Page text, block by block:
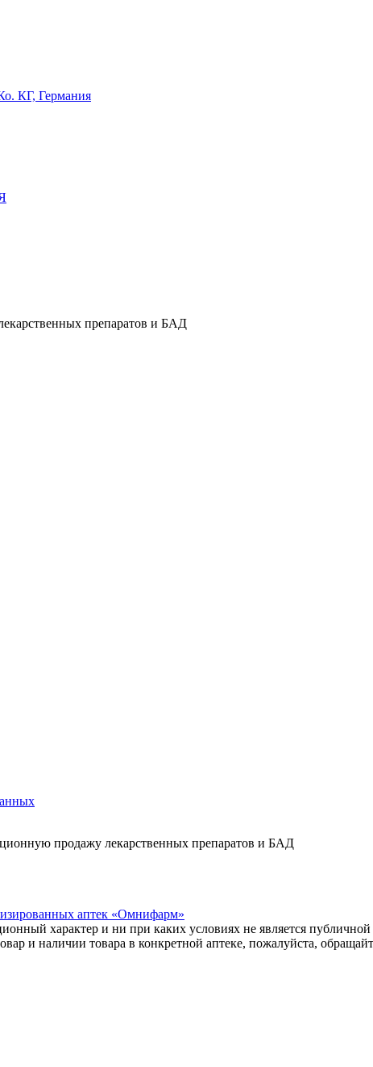
КГ, Германия
препаратов и БАД
продажу лекарственных препаратов и БАД
аптек «Омнифарм»
характер и ни при каких условиях не является
и наличии товара в конкретной аптеке, пожалуйста,